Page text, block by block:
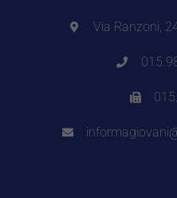
Via Ranzoni,